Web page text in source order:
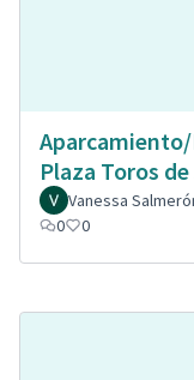
Plaza Toros
Vanessa
0
0